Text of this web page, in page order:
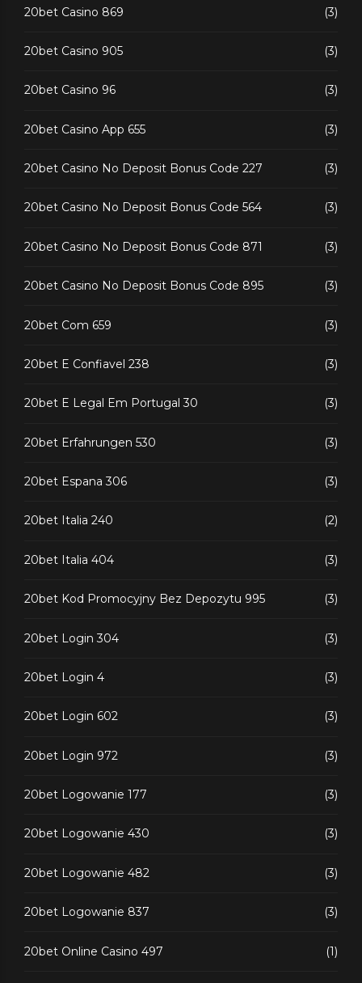
20bet Casino 869 (3)
20bet Casino 905 (3)
20bet Casino 96 (3)
20bet Casino App 655 (3)
20bet Casino No Deposit Bonus Code 227 (3)
20bet Casino No Deposit Bonus Code 564 (3)
20bet Casino No Deposit Bonus Code 871 (3)
20bet Casino No Deposit Bonus Code 895 (3)
20bet Com 659 (3)
20bet E Confiavel 238 (3)
20bet E Legal Em Portugal 30 (3)
20bet Erfahrungen 530 (3)
20bet Espana 306 (3)
20bet Italia 240 (2)
20bet Italia 404 (3)
20bet Kod Promocyjny Bez Depozytu 995 (3)
20bet Login 304 (3)
20bet Login 4 (3)
20bet Login 602 (3)
20bet Login 972 (3)
20bet Logowanie 177 (3)
20bet Logowanie 430 (3)
20bet Logowanie 482 (3)
20bet Logowanie 837 (3)
20bet Online Casino 497 (1)